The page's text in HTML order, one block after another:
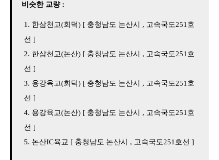
비슷한 교량 :
한삼천교(회덕) [ 충청남도 논산시 , 고속국도251호
선 ]
한삼천교(논산) [ 충청남도 논산시 , 고속국도251호
선 ]
용강육교(회덕) [ 충청남도 논산시 , 고속국도251호
선 ]
용강육교(논산) [ 충청남도 논산시 , 고속국도251호
선 ]
논산IC육교 [ 충청남도 논산시 , 고속국도251호선 ]